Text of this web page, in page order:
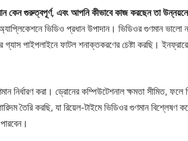
কেন গুরুত্বপূর্ণ, এবং আপনি কীভাবে কাজ করছেন তা
ভিডিও প্রধান উপাদান। ভিডিওর গুণমান ভালো
গ্যাস পাইপলাইনে ফাটল শনাক্তকরণের চেষ্টা করছি।
নির্ধারণ করা। ড্রোনের কম্পিউটেশনাল ক্ষমতা সীমিত,
তৈরি করছি, যা রিয়েল-টাইমে ভিডিওর গুণমান